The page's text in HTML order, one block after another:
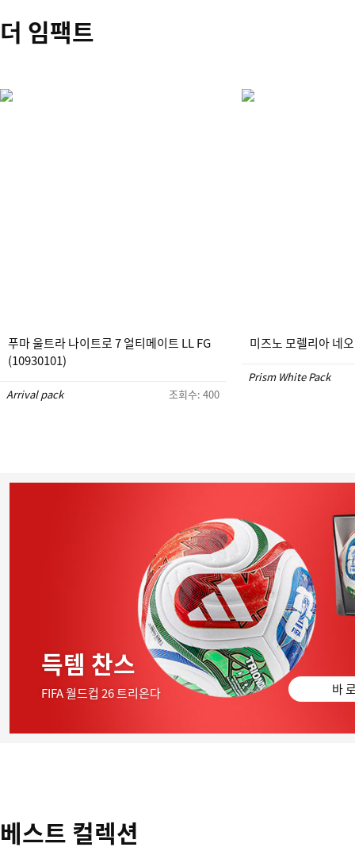
더 임팩트
푸마 울트라 나이트로 7 얼티메이트 LL FG
(10930101)
Arrival pack 조회수: 400
미즈노 모렐리아 네
Prism White Pack
득템 찬스
FIFA 월드컵 26 트리온다 바
베스트 컬렉션